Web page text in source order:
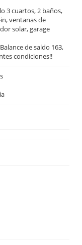
3 cuartos, 2 baños,
ventanas de
solar, garage
de saldo 163,
condiciones!!